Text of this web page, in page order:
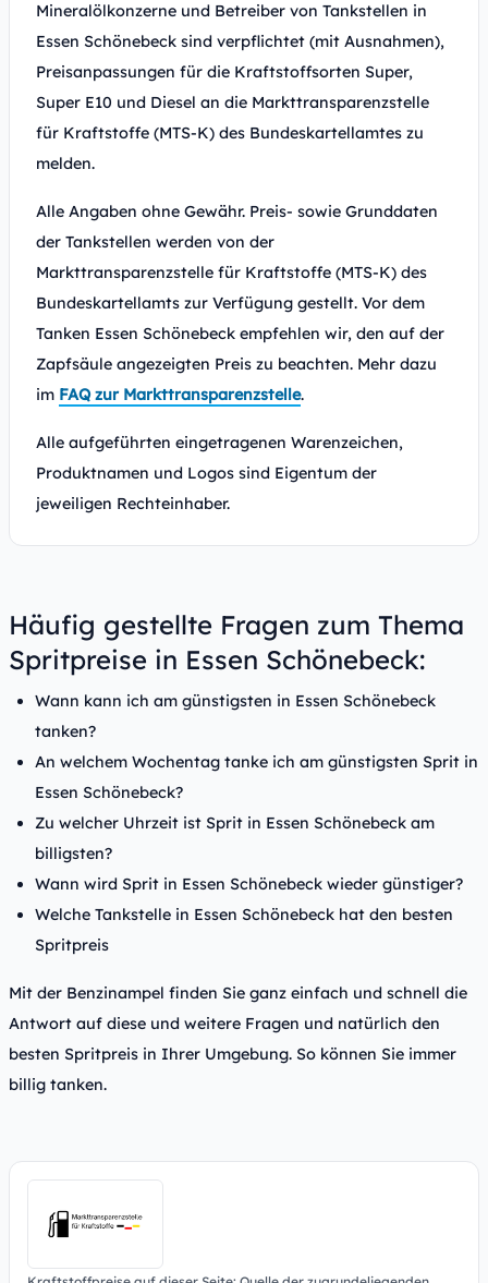
Mineralölkonzerne und Betreiber von Tankstellen in
Essen Schönebeck sind verpflichtet (mit Ausnahmen),
Preisanpassungen für die Kraftstoffsorten Super,
Super E10 und Diesel an die Markttransparenzstelle
für Kraftstoffe (MTS-K) des Bundeskartellamtes zu
melden.
Alle Angaben ohne Gewähr. Preis- sowie Grunddaten
der Tankstellen werden von der
Markttransparenzstelle für Kraftstoffe (MTS-K) des
Bundeskartellamts zur Verfügung gestellt. Vor dem
Tanken Essen Schönebeck empfehlen wir, den auf der
Zapfsäule angezeigten Preis zu beachten. Mehr dazu
im FAQ zur Markttransparenzstelle.
Alle aufgeführten eingetragenen Warenzeichen,
Produktnamen und Logos sind Eigentum der
jeweiligen Rechteinhaber.
Häufig gestellte Fragen zum Thema
Spritpreise in Essen Schönebeck:
Wann kann ich am günstigsten in Essen Schönebeck
tanken?
An welchem Wochentag tanke ich am günstigsten Sprit in
Essen Schönebeck?
Zu welcher Uhrzeit ist Sprit in Essen Schönebeck am
billigsten?
Wann wird Sprit in Essen Schönebeck wieder günstiger?
Welche Tankstelle in Essen Schönebeck hat den besten
Spritpreis
Mit der Benzinampel finden Sie ganz einfach und schnell die
Antwort auf diese und weitere Fragen und natürlich den
besten Spritpreis in Ihrer Umgebung. So können Sie immer
billig tanken.